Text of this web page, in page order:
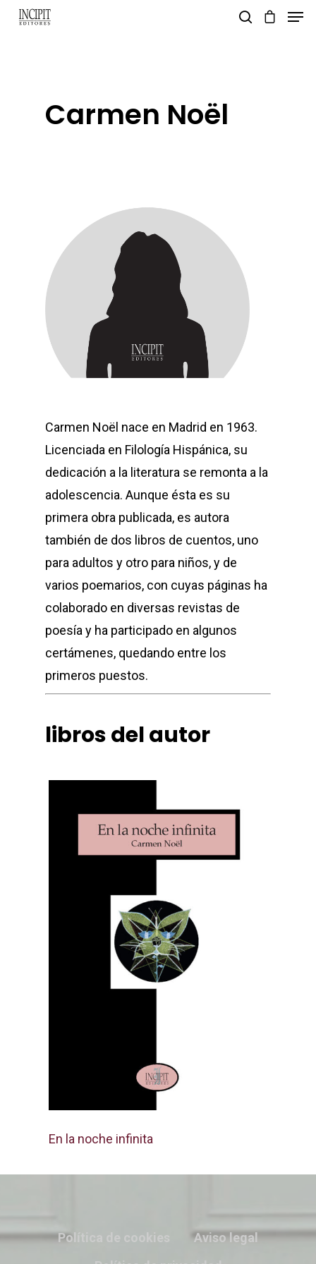
Carmen Noël
Carmen Noël nace en Madrid en 1963.
Licenciada en Filología Hispánica, su
dedicación a la literatura se remonta a la
adolescencia. Aunque ésta es su
primera obra publicada, es autora
también de dos libros de cuentos, uno
para adultos y otro para niños, y de
varios poemarios, con cuyas páginas ha
colaborado en diversas revistas de
poesía y ha participado en algunos
certámenes, quedando entre los
primeros puestos.
libros del autor
En la noche infinita
Política de cookies
Aviso legal